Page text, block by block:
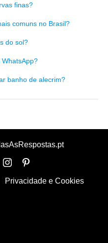
finas?
comuns no Brasil?
do sol?
banho de alecrim?
Privacidade e Cookies